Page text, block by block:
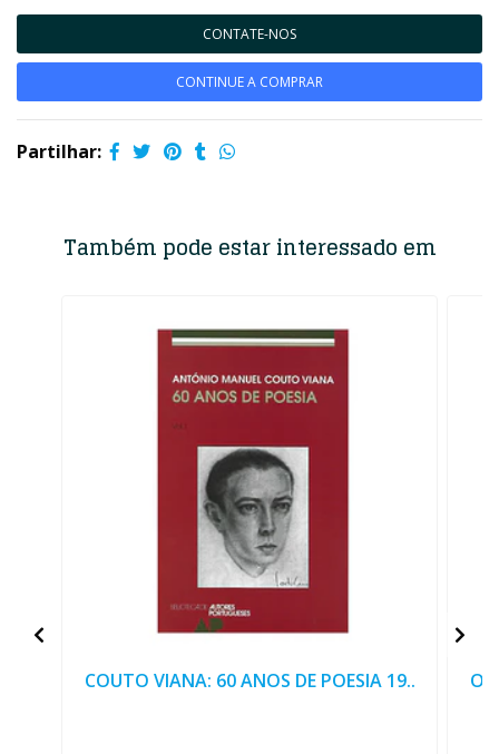
CONTATE-NOS
CONTINUE A COMPRAR
Partilhar:
Também pode estar interessado em
COUTO VIANA: 60 ANOS DE POESIA 19.. O